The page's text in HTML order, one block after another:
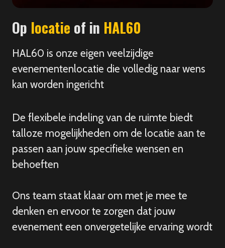
Op locatie of in HAL60
HAL60 is onze eigen veelzijdige
evenementenlocatie die volledig naar wens
kan worden ingericht
De flexibele indeling van de ruimte biedt
talloze mogelijkheden om de locatie aan te
passen aan jouw specifieke wensen en
behoeften
Ons team staat klaar om met je mee te
denken en ervoor te zorgen dat jouw
evenement een onvergetelijke ervaring wordt